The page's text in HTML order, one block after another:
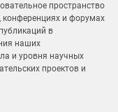
пространство
конференциях и форумах
в
наших
и уровня научных
проектов и